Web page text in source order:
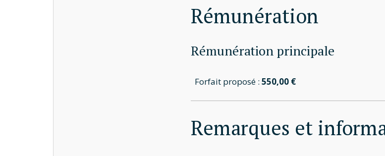
Rémunération
Rémunération principale
Forfait proposé : 550,00 €
Remarques et